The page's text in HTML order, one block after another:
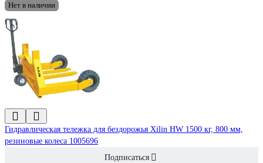
Нет в наличии
Гидравлическая тележка для бездорожья Xilin HW 1500 кг, 800 мм,
резиновые колеса 1005696
Подписаться